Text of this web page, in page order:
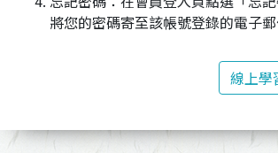
將您的密碼寄至該帳號登錄的電子
線上學